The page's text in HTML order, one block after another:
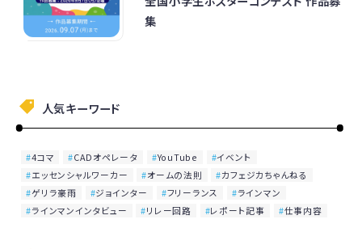
集
人気キーワード
4コマ CADオペレータ YouTube
イベント
エッセンシャルワーカー
オームの法則
カフェジカちゃんねる
ゲリラ豪雨
ジョインター フリーランス
ラインマン
ラインマンインタビュー
リレー回路 レポート記事 仕事内容